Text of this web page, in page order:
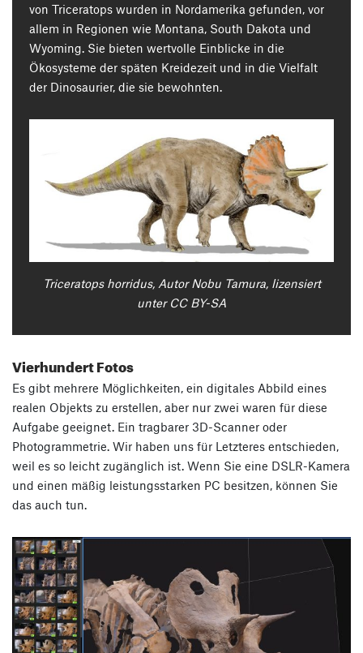
von Triceratops wurden in Nordamerika gefunden, vor
allem in Regionen wie Montana, South Dakota und
Wyoming. Sie bieten wertvolle Einblicke in die
Ökosysteme der späten Kreidezeit und in die Vielfalt
der Dinosaurier, die sie bewohnten.
Triceratops horridus, Autor Nobu Tamura, lizensiert
unter CC BY-SA
Vierhundert Fotos
Es gibt mehrere Möglichkeiten, ein digitales Abbild eines
realen Objekts zu erstellen, aber nur zwei waren für diese
Aufgabe geeignet. Ein tragbarer 3D-Scanner oder
Photogrammetrie. Wir haben uns für Letzteres entschieden,
weil es so leicht zugänglich ist. Wenn Sie eine DSLR-Kamera
und einen mäßig leistungsstarken PC besitzen, können Sie
das auch tun.